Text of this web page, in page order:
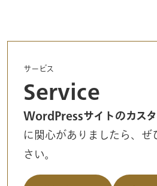
サービス
Service
WordPressサイトのカスタ
に関心がありましたら、ぜ
さい。